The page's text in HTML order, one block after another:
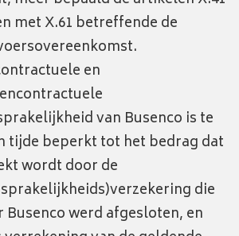
met X.61 betreffende de
en
van Busenco is te
tijde beperkt tot het bedrag dat
wordt door de
die
Busenco werd afgesloten, en